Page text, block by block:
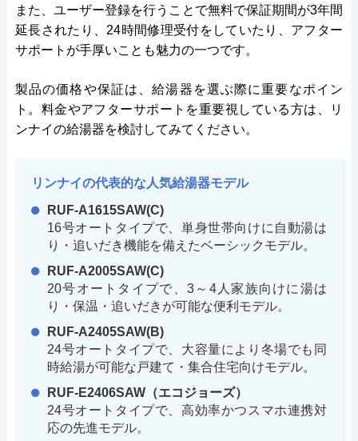
また、ユーザー登録を行うことで無料で保証期間が3年間
延長されたり、24時間修理受付をしていたり、アフター
サポートが手厚いことも魅力の一つです。
製品の価格や保証は、給湯器を選ぶ際に重要なポイン
ト。料金やアフターサポートを重要視している方は、リ
ンナイの給湯器を検討してみてください。
リンナイの代表的な人気給湯器モデル
RUF-A1615SAW(C)
16号オートタイプで、単身世帯向けに自動湯は
り・追いだき機能を備えたベーシックモデル。
RUF-A2005SAW(C)
20号オートタイプで、3～4人家族向けに湯は
り・保温・追いだきが可能な便利モデル。
RUF-A2405SAW(B)
24号オートタイプで、大容量により冬場でも同
時給湯が可能な戸建て・集合住宅向けモデル。
RUF-E2406SAW（エコジョーズ）
24号オートタイプで、高効率かつスマホ連携対
応の先進モデル。